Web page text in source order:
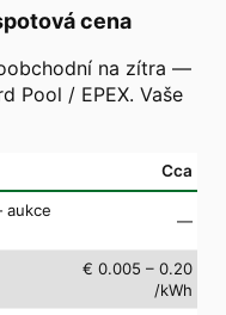
cena
na zítra —
Pool / EPEX. Vaše
Cca
aukce
—
€ 0.005 – 0.20
/kWh